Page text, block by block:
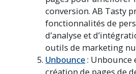
conversion. AB Tasty
fonctionnalités de
d’analyse et
outils de marketing
Unbounce: Unbounce